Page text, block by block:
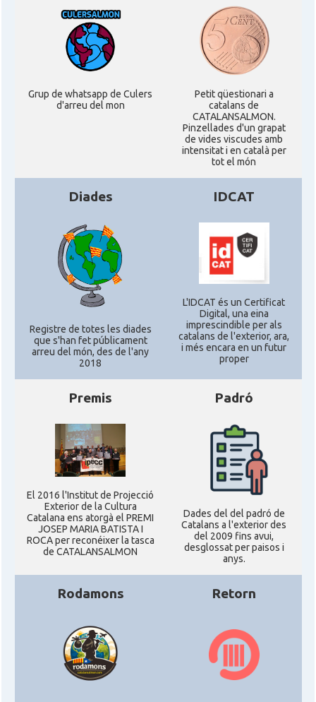
CAMON
Catalans a Silicon Valley (San Jose),
California, USA
CAMON Catalans a TAMPA
CAMON Catalans a TENNESSEE
Catalans a UTAH
CAMON Catalans a WASHINGTON DC
CAMON Catalans a WISCONSIN
CAMON Catalans a WYOMING
Casal
American Institute for Catalan
Studies (AICS)
Casal Casal Català de Minnesota
Casal Casal Català del Nord de Califòrnia
Casal
Casal dels Països Catalans a
Casal Catalan Institute of America
Casal Fundació Paulí Bellet
Acció ACCIÓ a Austin
Grup de whatsapp de Culers
d'arreu del mon
Petit qüestionari a
catalans de
CATALANSALMON.
Pinzellades d'un grapat
de vides viscudes amb
intensitat i en català per
tot el món
Diades
Registre de totes les diades
que s'han fet públicament
arreu del món, des de l'any
2018
IDCAT
L'IDCAT és un Certificat
Digital, una eina
imprescindible per als
catalans de l'exterior, ara,
i més encara en un futur
proper
Premis
El 2016 l'Institut de Projecció
Exterior de la Cultura
Catalana ens atorgà el PREMI
JOSEP MARIA BATISTA I
ROCA per reconéixer la tasca
de CATALANSALMON
Padró
Dades del del padró de
Catalans a l'exterior des
del 2009 fins avui,
desglossat per paisos i
anys.
Rodamons Retorn